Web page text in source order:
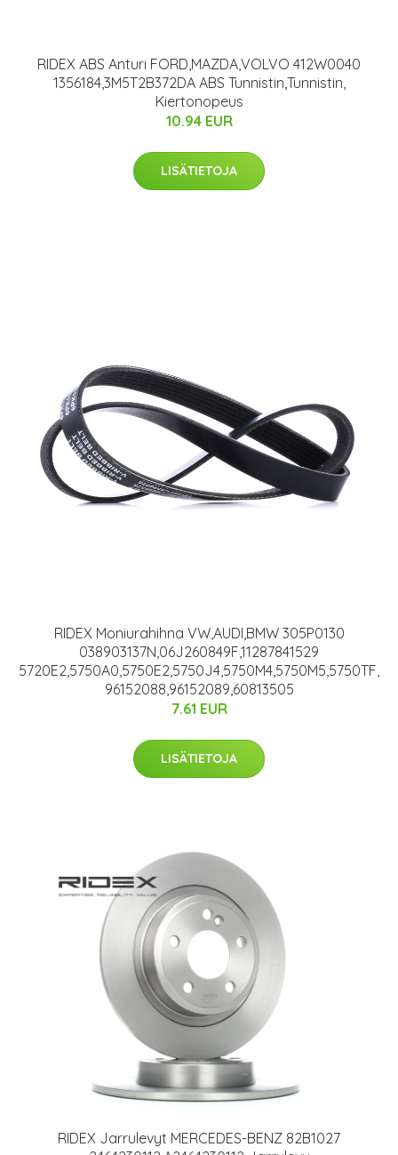
RIDEX ABS Anturi FORD,MAZDA,VOLVO 412W0040
1356184,3M5T2B372DA ABS Tunnistin,Tunnistin,
Kiertonopeus
10.94 EUR
LISÄTIETOJA
RIDEX Moniurahihna VW,AUDI,BMW 305P0130
038903137N,06J260849F,11287841529
5720E2,5750A0,5750E2,5750J4,5750M4,5750M5,5750TF,
96152088,96152089,60813505
7.61 EUR
LISÄTIETOJA
RIDEX Jarrulevyt MERCEDES-BENZ 82B1027